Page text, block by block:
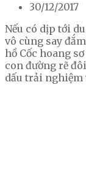
30/12/2017
Nếu có dịp tới
vô cùng say
hồ Cốc hoang
con đường rẽ
dấu trải nghiệm